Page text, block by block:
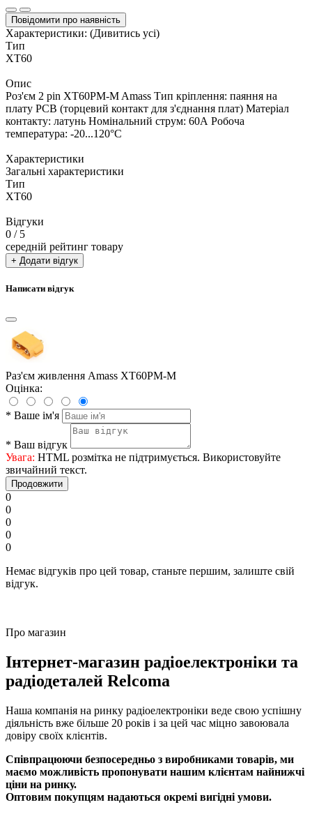
Повідомити про наявність
Характеристики: (Дивитись усі)
Тип
XT60
Опис
Роз'єм 2 pin XT60PM-M Amass Тип кріплення: паяння на
плату PCB (торцевий контакт для з'єднання плат) Матеріал
контакту: латунь Номінальний струм: 60А Робоча
температура: -20...120°C
Характеристики
Загальні характеристики
Тип
XT60
Відгуки
0 / 5
середній рейтинг товару
+ Додати відгук
Написати відгук
Раз'єм живлення Amass XT60PM-M
Оцінка:
* Ваше ім'я
* Ваш відгук
Увага: HTML розмітка не підтримується. Використовуйте
звичайний текст.
Продовжити
0
0
0
0
0
Немає відгуків про цей товар, станьте першим, залиште свій
відгук.
Про магазин
Інтернет-магазин радіоелектроніки та
радіодеталей Relcoma
Наша компанія на ринку радіоелектроніки веде свою успішну
діяльність вже більше 20 років і за цей час міцно завоювала
довіру своїх клієнтів.
Співпрацюючи безпосередньо з виробниками товарів, ми
маємо можливість пропонувати нашим клієнтам найнижчі
ціни на ринку.
Оптовим покупцям надаються окремі вигідні умови.